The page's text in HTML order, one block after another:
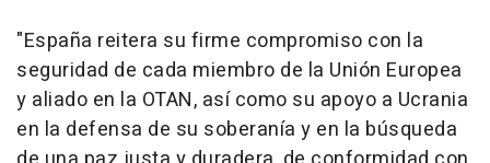
"España reitera su firme compromiso con la
seguridad de cada miembro de la Unión Europea
y aliado en la OTAN, así como su apoyo a Ucrania
en la defensa de su soberanía y en la búsqueda